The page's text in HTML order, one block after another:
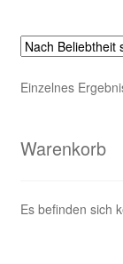
Einzelnes
Warenkorb
Es befinden sich